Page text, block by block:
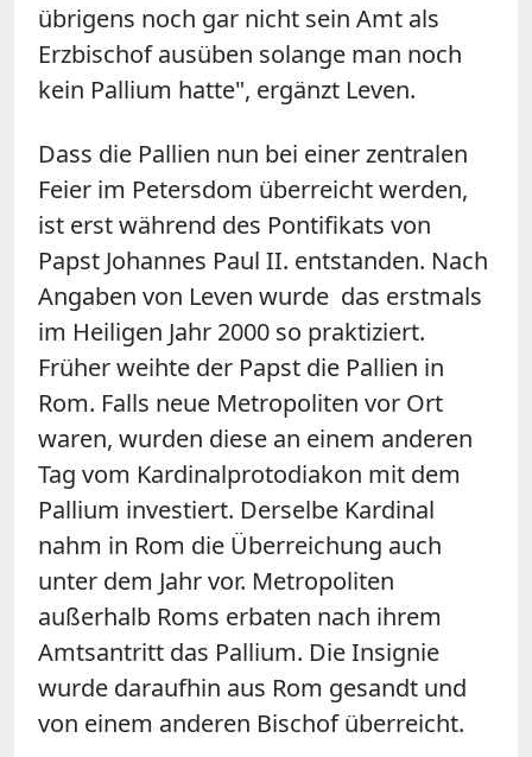
übrigens noch gar nicht sein Amt als
Erzbischof ausüben solange man noch
kein Pallium hatte", ergänzt Leven.
Dass die Pallien nun bei einer zentralen
Feier im Petersdom überreicht werden,
ist erst während des Pontifikats von
Papst Johannes Paul II. entstanden. Nach
Angaben von Leven wurde das erstmals
im Heiligen Jahr 2000 so praktiziert.
Früher weihte der Papst die Pallien in
Rom. Falls neue Metropoliten vor Ort
waren, wurden diese an einem anderen
Tag vom Kardinalprotodiakon mit dem
Pallium investiert. Derselbe Kardinal
nahm in Rom die Überreichung auch
unter dem Jahr vor. Metropoliten
außerhalb Roms erbaten nach ihrem
Amtsantritt das Pallium. Die Insignie
wurde daraufhin aus Rom gesandt und
von einem anderen Bischof überreicht.